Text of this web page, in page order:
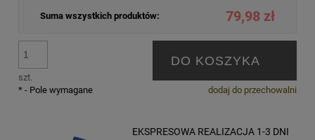
Suma wszystkich produktów: 79,98 zł
szt.
DO KOSZYKA
dodaj do przechowalni
* - Pole wymagane
EKSPRESOWA REALIZACJA 1-3 DNI